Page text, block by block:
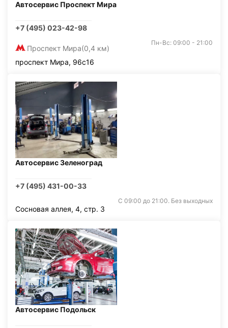
Автосервис Проспект Мира
+7 (495) 023-42-98
Проспект Мира(0,4 км)
Пн-Вс: 09:00 - 21:00
проспект Мира, 96с16
Автосервис Зеленоград
+7 (495) 431-00-33
С 09:00 до 21:00. Без выходных
Сосновая аллея, 4, стр. 3
Автосервис Подольск